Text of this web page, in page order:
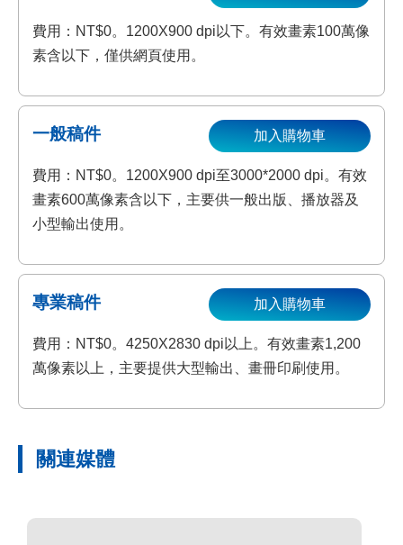
費用：NT$0。1200X900 dpi以下。有效畫素100萬像
素含以下，僅供網頁使用。
一般稿件
費用：NT$0。1200X900 dpi至3000*2000 dpi。有效
畫素600萬像素含以下，主要供一般出版、播放器及
小型輸出使用。
加入購物車
專業稿件
費用：NT$0。4250X2830 dpi以上。有效畫素1,200
萬像素以上，主要提供大型輸出、畫冊印刷使用。
加入購物車
關連媒體